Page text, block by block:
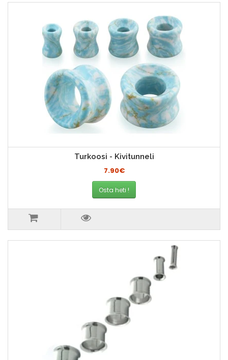
Turkoosi - Kivitunneli
7.90€
Osta heti !